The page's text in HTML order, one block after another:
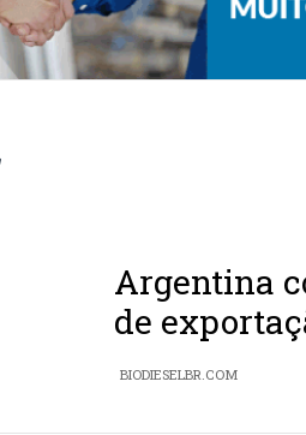
Argentina
de
BIODIESELBR.COM